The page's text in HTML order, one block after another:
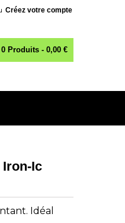
Créez votre compte
0 Produits - 0,00 €
Ic
Idéal